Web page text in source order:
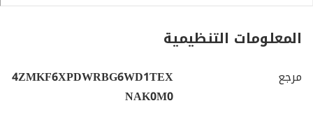
المعلومات التنظيمية
مرجع
4ZMKF6XPDWRBG6WD1TEX
NAK0M0